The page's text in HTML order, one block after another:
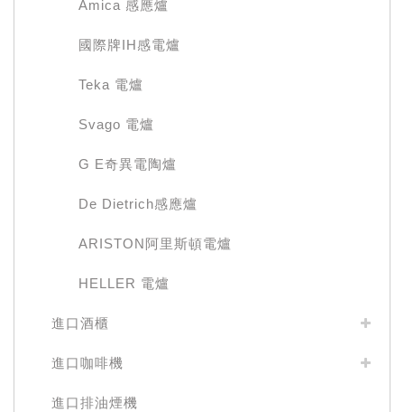
Amica 感應爐
國際牌IH感電爐
Teka 電爐
Svago 電爐
G E奇異電陶爐
De Dietrich感應爐
ARISTON阿里斯頓電爐
HELLER 電爐
進口酒櫃
進口咖啡機
進口排油煙機